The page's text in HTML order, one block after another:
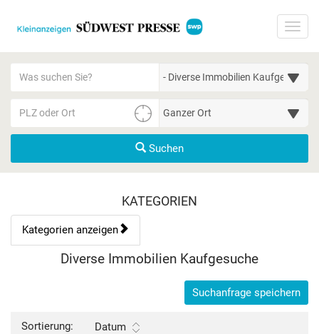
Suchen
Kategorien & Anzeigen
KATEGORIEN
Kategorien anzeigen
Bedienhinweis: Navigieren Sie mit Tab (Shift+Tab zurück).
Rubrik:
Diverse Immobilien Kaufgesuche
Suchanfrage speichern
Sortierung:
Datum